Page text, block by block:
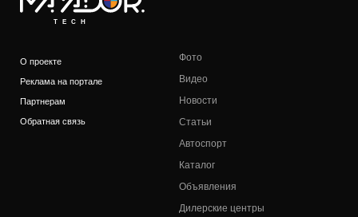
TECH
О проекте
Реклама на портале
Партнерам
Обратная связь
Фото
Видео
Новости
Статьи
Автоспорт
Каталог
Объявления
Дилерские центры